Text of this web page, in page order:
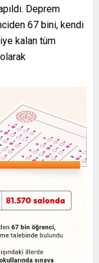
Deprem
67 bini, kendi
kalan tüm